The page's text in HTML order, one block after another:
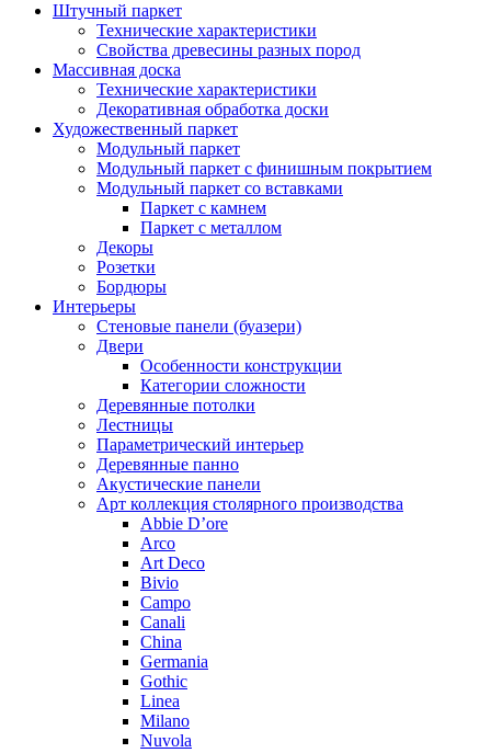
Штучный паркет
Технические характеристики
Свойства древесины разных пород
Массивная доска
Технические характеристики
Декоративная обработка доски
Художественный паркет
Модульный паркет
Модульный паркет с финишным покрытием
Модульный паркет со вставками
Паркет с камнем
Паркет с металлом
Декоры
Розетки
Бордюры
Интерьеры
Стеновые панели (буазери)
Двери
Особенности конструкции
Категории сложности
Деревянные потолки
Лестницы
Параметрический интерьер
Деревянные панно
Акустические панели
Арт коллекция столярного производства
Abbie D’ore
Arco
Art Deco
Bivio
Campo
Canali
China
Germania
Gothic
Linea
Milano
Nuvola